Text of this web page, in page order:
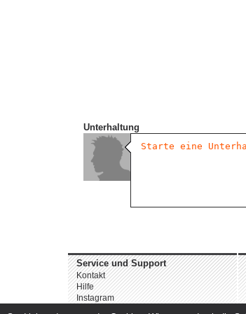
Unterhaltung
Service und Support
Kontakt
Hilfe
Instagram